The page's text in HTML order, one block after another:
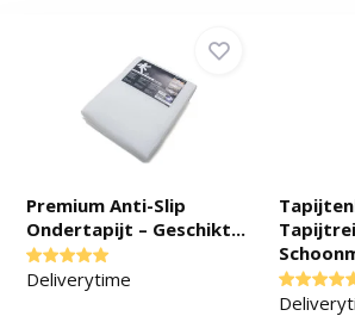
Premium Anti-Slip
Ondertapijt – Geschikt...
Deliverytime